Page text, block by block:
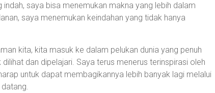
saya bisa menemukan makna yang lebih dalam
saya menemukan keindahan yang tidak hanya
kita, kita masuk ke dalam pelukan dunia yang penuh
dan dipelajari. Saya terus menerus terinspirasi oleh
untuk dapat membagikannya lebih banyak lagi melalui